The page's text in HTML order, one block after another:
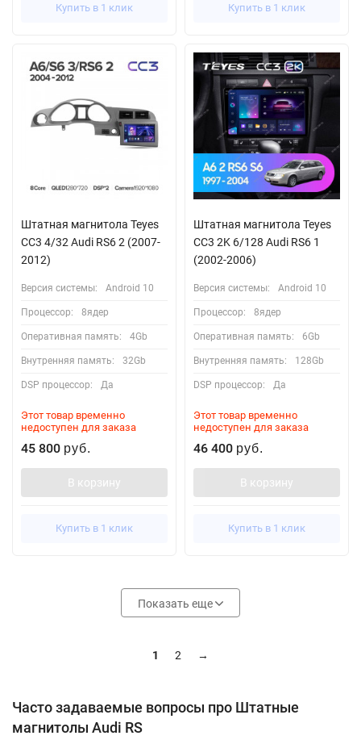
Купить в 1 клик Купить в 1 клик
Штатная магнитола Teyes
CC3 4/32 Audi RS6 2 (2007-
2012)
Версия системы: Android 10
Процессор: 8ядер
Оперативная память: 4Gb
Внутренняя память: 32Gb
DSP процессор: Да
Этот товар временно
недоступен для заказа
45 800 руб.
В корзину
Купить в 1 клик
Штатная магнитола Teyes
CC3 2K 6/128 Audi RS6 1
(2002-2006)
Версия системы: Android 10
Процессор: 8ядер
Оперативная память: 6Gb
Внутренняя память: 128Gb
DSP процессор: Да
Этот товар временно
недоступен для заказа
46 400 руб.
В корзину
Купить в 1 клик
Показать еще
1 2 →
Часто задаваемые вопросы про Штатные
магнитолы Audi RS